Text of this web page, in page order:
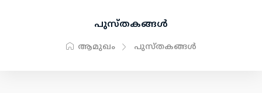
പുസ്തകങ്ങള്‍
ആമുഖം പുസ്തകങ്ങള്‍